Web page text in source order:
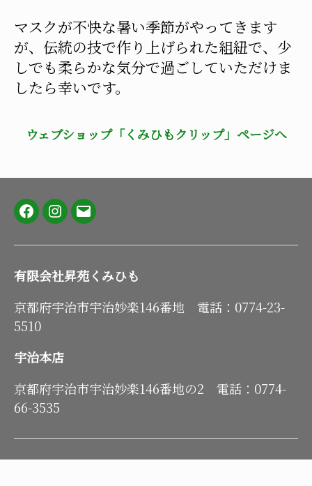
マスクが不快な暑い季節がやってきます
が、伝統の技で作り上げられた組紐で、少
しでも柔らかな気分で過ごしていただけま
したら幸いです。
ウェブショップ「くみひもクリップ」ページへ
Facebook
Instagram
メ
有限会社昇苑くみひも
京都府宇治市宇治妙楽146番地 電話：0774-23-
5510
宇治本店
京都府宇治市宇治妙楽146番地の2 電話：0774-
66-3535